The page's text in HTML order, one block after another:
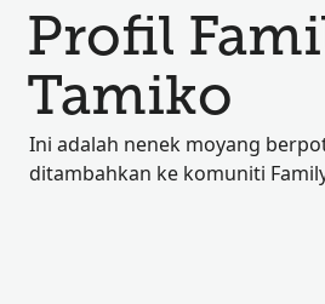
Profil
Tamiko
Ini adalah nenek moyang
ditambahkan ke komuniti